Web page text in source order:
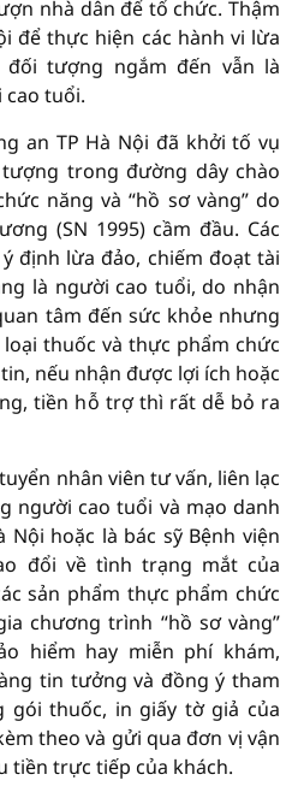
nhà dân để tổ chức. Thậm
để thực hiện các hành vi lừa
đối tượng ngắm đến vẫn là
tuổi.
an TP Hà Nội đã khởi tố vụ
trong đường dây chào
năng và “hồ sơ vàng” do
(SN 1995) cầm đầu. Các
định lừa đảo, chiếm đoạt tài
là người cao tuổi, do nhận
tâm đến sức khỏe nhưng
thuốc và thực phẩm chức
nếu nhận được lợi ích hoặc
tiền hỗ trợ thì rất dễ bỏ ra
nhân viên tư vấn, liên lạc
người cao tuổi và mạo danh
Nội hoặc là bác sỹ Bệnh viện
đổi về tình trạng mắt của
sản phẩm thực phẩm chức
chương trình “hồ sơ vàng”
hiểm hay miễn phí khám,
tin tưởng và đồng ý tham
gói thuốc, in giấy tờ giả của
theo và gửi qua đơn vị vận
tiền trực tiếp của khách.